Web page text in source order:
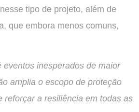
tipo de projeto, além de
que embora menos comuns,
inesperados de maior
amplia o escopo de proteção
reforçar a resiliência em todas as